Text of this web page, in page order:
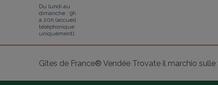
Du lundi au
dimanche : 9h
à 20h (accueil
téléphonique
uniquement).
Gîtes de France® Vendée Trovate il marchio